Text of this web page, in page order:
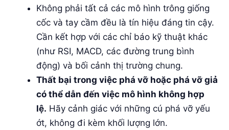
Không phải tất cả các mô hình trông giống
cốc và tay cầm đều là tín hiệu đáng tin cậy.
Cần kết hợp với các chỉ báo kỹ thuật khác
(như RSI, MACD, các đường trung bình
động) và bối cảnh thị trường chung.
Thất bại trong việc phá vỡ hoặc phá vỡ giả
có thể dẫn đến việc mô hình không hợp
lệ. Hãy cảnh giác với những cú phá vỡ yếu
ớt, không đi kèm khối lượng lớn.